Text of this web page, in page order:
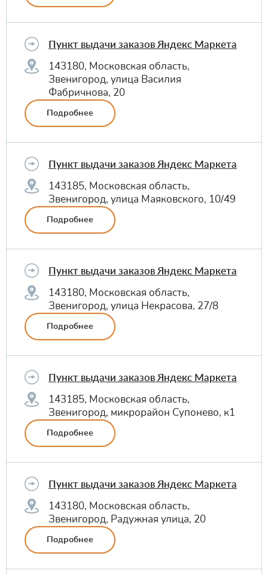
Пункт выдачи заказов Яндекс Маркета
143180, Московская область,
Звенигород, улица Василия
Фабричнова, 20
Подробнее
Пункт выдачи заказов Яндекс Маркета
143185, Московская область,
Звенигород, улица Маяковского, 10/49
Подробнее
Пункт выдачи заказов Яндекс Маркета
143180, Московская область,
Звенигород, улица Некрасова, 27/8
Подробнее
Пункт выдачи заказов Яндекс Маркета
143185, Московская область,
Звенигород, микрорайон Супонево, к1
Подробнее
Пункт выдачи заказов Яндекс Маркета
143180, Московская область,
Звенигород, Радужная улица, 20
Подробнее